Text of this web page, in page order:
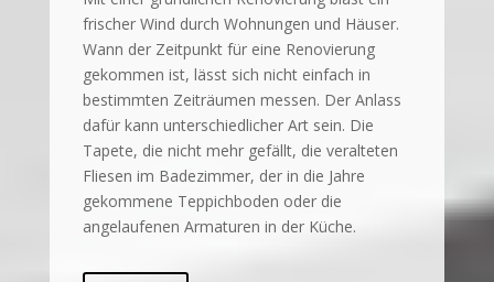
frischer Wind durch Wohnungen und Häuser.
Wann der Zeitpunkt für eine Renovierung
gekommen ist, lässt sich nicht einfach in
bestimmten Zeiträumen messen. Der Anlass
dafür kann unterschiedlicher Art sein. Die
Tapete, die nicht mehr gefällt, die veralteten
Fliesen im Badezimmer, der in die Jahre
gekommene Teppichboden oder die
angelaufenen Armaturen in der Küche.